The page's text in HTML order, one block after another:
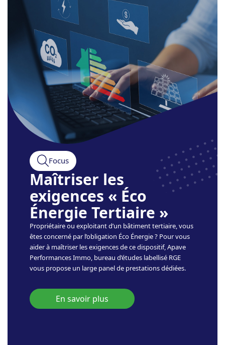
Focus
Maîtriser les
exigences « Éco
Énergie Tertiaire »
Propriétaire ou exploitant d’un bâtiment tertiaire, vous
êtes concerné par l’obligation Éco Énergie ? Pour vous
aider à maîtriser les exigences de ce dispositif, Apave
Performances Immo, bureau d’études labellisé RGE
vous propose un large panel de prestations dédiées.
En savoir plus